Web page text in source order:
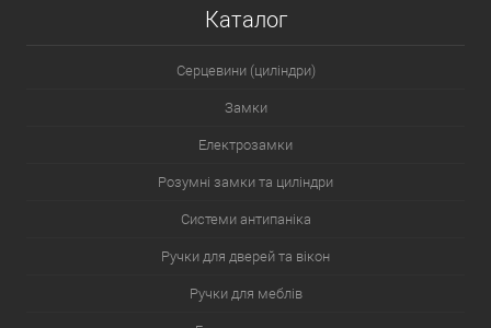
Каталог
Серцевини (циліндри)
Замки
Електрозамки
Розумні замки та циліндри
Системи антипаніка
Ручки для дверей та вікон
Ручки для меблів